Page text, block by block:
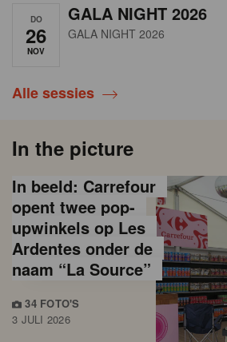
DO
26
NOV
GALA NIGHT 2026
GALA NIGHT 2026
Alle sessies
In the picture
In beeld: Carrefour
opent twee pop-
upwinkels op Les
Ardentes onder de
naam “La Source”
34 FOTO'S
3 JULI 2026